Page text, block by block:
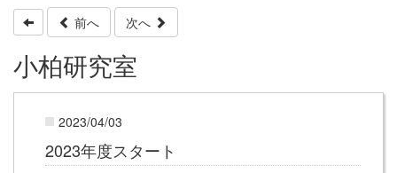
前へ 次へ
小柏研究室
2023/04/03
2023年度スタート